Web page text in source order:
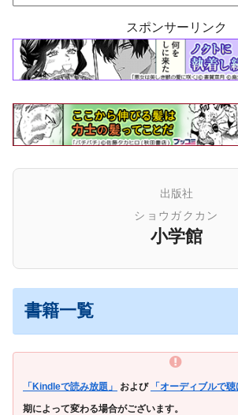
スポンサーリンク
出版社
ショウガクカン
小学館
書籍一覧
「Kindleで読み放題」 および 「オーディブルで聴
期によって変わる場合がございます。